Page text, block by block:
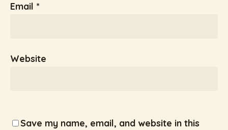
Email *
Website
Save my name, email, and website in this